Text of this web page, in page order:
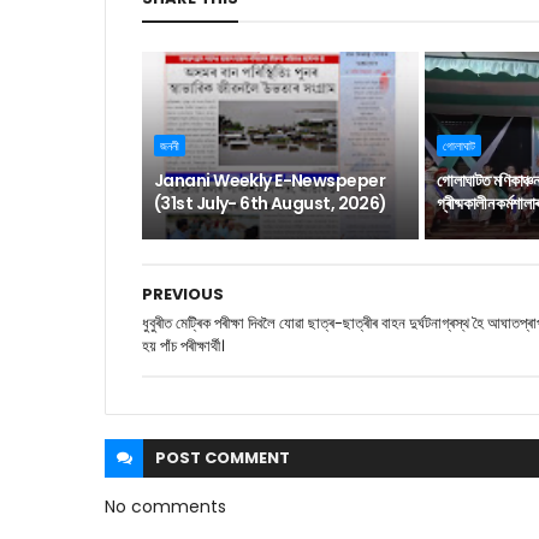
জননী
Janani Weekly E-Newspeper
(31st July- 6th August, 2026)
গোলাঘাট
গোলাঘাটত
গ্ৰীষ্মকালীন
PREVIOUS
ধুবুৰীত মেট্ৰিক পৰীক্ষা দিবলৈ যোৱা ছাত্ৰ-ছাত্ৰীৰ বাহন দুৰ্ঘটনাগ্ৰস্থ হৈ
হয় পাঁচ পৰীক্ষাৰ্থী।
POST COMMENT
No comments